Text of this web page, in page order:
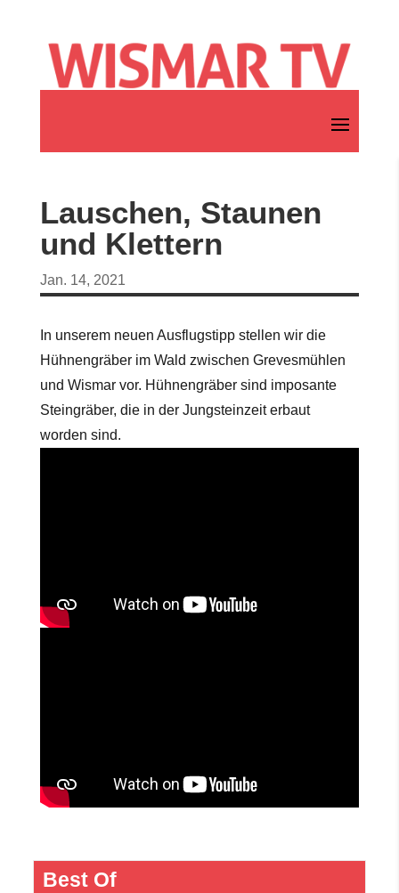
Lauschen, Staunen
und Klettern
Jan. 14, 2021
In unserem neuen Ausflugstipp stellen wir die
Hühnengräber im Wald zwischen Grevesmühlen
und Wismar vor. Hühnengräber sind imposante
Steingräber, die in der Jungsteinzeit erbaut
worden sind.
Best Of